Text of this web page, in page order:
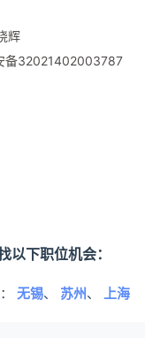
辉
备32021402003787
以下职位机会：
无锡、 苏州、 上海